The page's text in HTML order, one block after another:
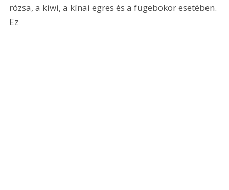
rózsa, a kiwi, a kínai egres és a fügebokor esetében.
Ez